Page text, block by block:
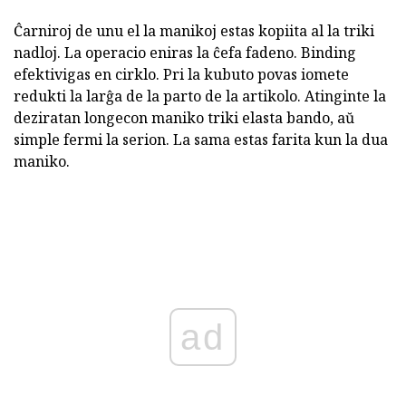
Ĉarniroj de unu el la manikoj estas kopiita al la triki
nadloj. La operacio eniras la ĉefa fadeno. Binding
efektivigas en cirklo. Pri la kubuto povas iomete
redukti la larĝa de la parto de la artikolo. Atinginte la
deziratan longecon maniko triki elasta bando, aŭ
simple fermi la serion. La sama estas farita kun la dua
maniko.
ad